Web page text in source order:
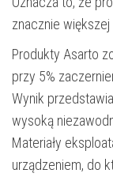
znacznie większej
Produkty Asarto
przy 5%
Wynik
wysoką
Materiały
urządzeniem, do